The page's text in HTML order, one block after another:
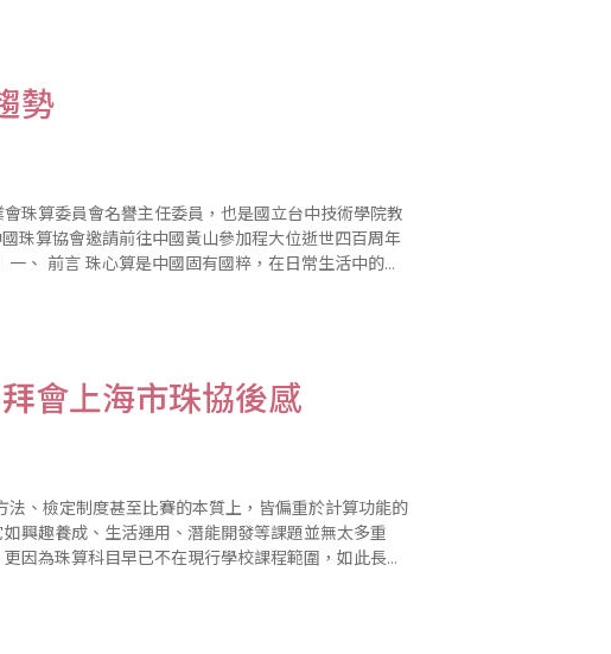
勢
珠算委員會名譽主任委員，也是國立台中技術學院教
珠算協會邀請前往中國黃山參加程大位逝世四百周年
會上海市珠協後感
興趣養成、生活運用、潛能開發等課題並無太多重
因為珠算科目早已不在現行學校課程範圍，如此長久